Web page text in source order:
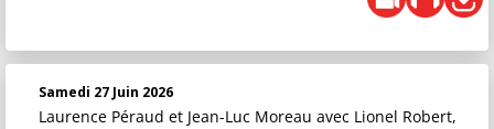
Samedi 27 Juin 2026
Laurence Péraud et Jean-Luc Moreau avec Lionel Robert,